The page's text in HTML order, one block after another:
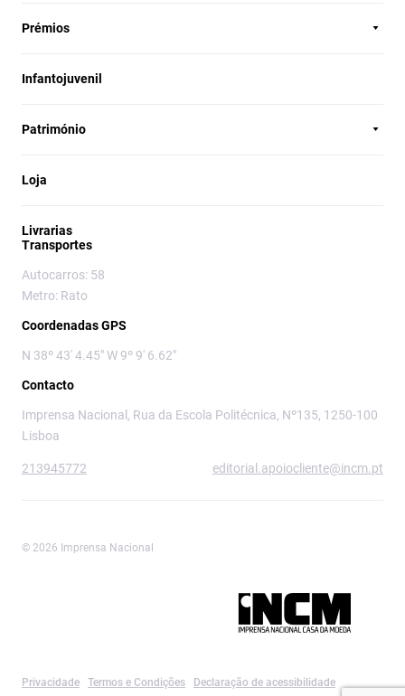
Prémios
Infantojuvenil
Património
Loja
Livrarias
Transportes
Autocarros: 58
Metro: Rato
Coordenadas GPS
N 38º 43' 4.45" W 9º 9' 6.62"
Contacto
Imprensa Nacional, Rua da Escola Politécnica, Nº135, 1250-100
Lisboa
213945772 editorial.apoiocliente@incm.pt
© 2026 Imprensa Nacional
Privacidade Termos e Condições Declaração de acessibilidade